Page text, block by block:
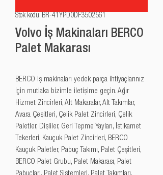
Stok kodu: BR-41YPD0DF3502561
Volvo İş Makinaları BERCO
Palet Makarası
BERCO iş makinaları yedek parça ihtiyaçlarınız
için mutlaka bizimle iletişime geçin. Ağır
Hizmet Zincirleri, Alt Makaralar, Alt Takımlar,
Avara Çeşitleri, Çelik Palet Zincirleri, Çelik
Paletler, Dişliler, Geri Tepme Yayları, İstikamet
Tekerleri, Kauçuk Palet Zincirleri, BERCO
Kauçuk Paletler, Pabuç Takımı, Palet Çeşitleri,
BERCO Palet Grubu, Palet Makarası, Palet